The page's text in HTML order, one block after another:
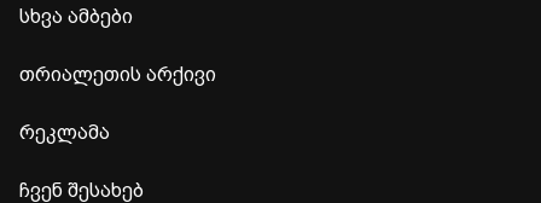
სხვა ამბები
თრიალეთის არქივი
რეკლამა
ჩვენ შესახებ